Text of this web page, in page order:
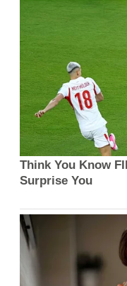
Think You Know
Surprise You